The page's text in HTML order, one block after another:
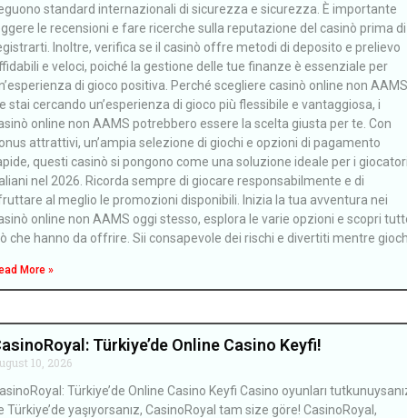
standard internazionali di sicurezza e sicurezza. È importante
le recensioni e fare ricerche sulla reputazione del casinò prima di
Inoltre, verifica se il casinò offre metodi di deposito e prelievo
e veloci, poiché la gestione delle tue finanze è essenziale per
di gioco positiva. Perché scegliere casinò online non AAMS
stai cercando un’esperienza di gioco più flessibile e vantaggiosa, i
online non AAMS potrebbero essere la scelta giusta per te. Con
attrattivi, un’ampia selezione di giochi e opzioni di pagamento
questi casinò si pongono come una soluzione ideale per i
nel 2026. Ricorda sempre di giocare responsabilmente e di
al meglio le promozioni disponibili. Inizia la tua avventura nei
online non AAMS oggi stesso, esplora le varie opzioni e scopri
che hanno da offrire. Sii consapevole dei rischi e divertiti mentre
More »
Türkiye’de Online Casino Keyfi!
10, 2026
Türkiye’de Online Casino Keyfi Casino oyunları
Türkiye’de yaşıyorsanız, CasinoRoyal tam size göre! CasinoRoyal,